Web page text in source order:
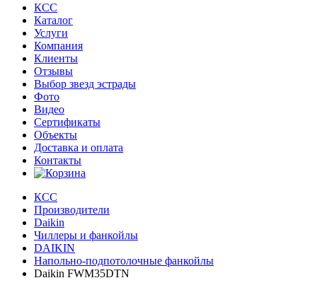
КСС
Каталог
Услуги
Компания
Клиенты
Oтзывы
Выбор звезд эстрады
Фото
Видео
Сертификаты
Объекты
Доставка и оплата
Контакты
КСС
Производители
Daikin
Чиллеры и фанкойлы
DAIKIN
Напольно-подпотолочные фанкойлы
Daikin FWM35DTN